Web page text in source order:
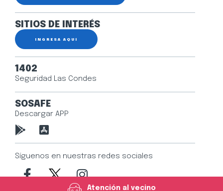
Atención al vecino
SITIOS DE INTERÉS
INGRESA AQUÍ
1402
Seguridad Las Condes
SOSAFE
Descargar APP
Síguenos en nuestras redes sociales